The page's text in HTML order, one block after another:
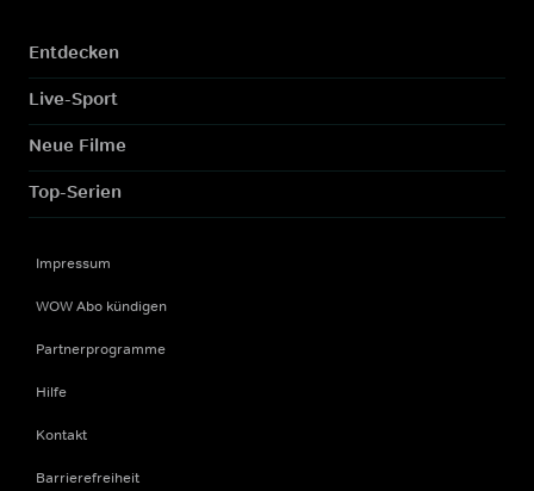
Entdecken
Live-Sport
Neue Filme
Top-Serien
Impressum
WOW Abo kündigen
Partnerprogramme
Hilfe
Kontakt
Barrierefreiheit